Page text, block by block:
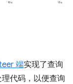
端实现了查询
代码，以便查询